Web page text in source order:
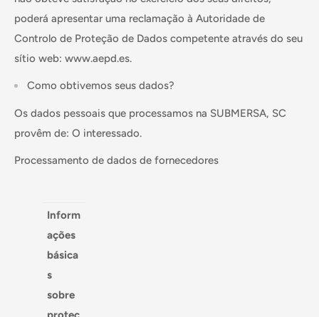
poderá apresentar uma reclamação à Autoridade de
Controlo de Proteção de Dados competente através do seu
sítio web: www.aepd.es.
Como obtivemos seus dados?
Os dados pessoais que processamos na SUBMERSA, SC
provêm de: O interessado.
Processamento de dados de fornecedores
Inform
ações
básica
s
sobre